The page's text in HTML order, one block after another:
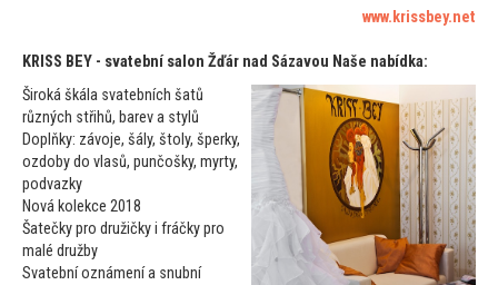
www.krissbey.net
KRISS BEY - svatební salon Žďár nad Sázavou Naše nabídka:
Široká škála svatebních šatů
různých střihů, barev a stylů
Doplňky: závoje, šály, štoly, šperky,
ozdoby do vlasů, punčošky, myrty,
podvazky
Nová kolekce 2018
Šatečky pro družičky i fráčky pro
malé družby
Svatební oznámení a snubní